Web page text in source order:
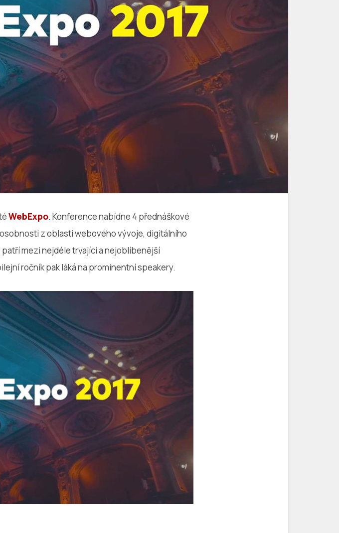
WebExpo. Konference nabídne 4 přednáškové
z oblasti webového vývoje, digitálního
mezi nejdéle trvající a nejoblíbenější
ročník pak láká na prominentní speakery.